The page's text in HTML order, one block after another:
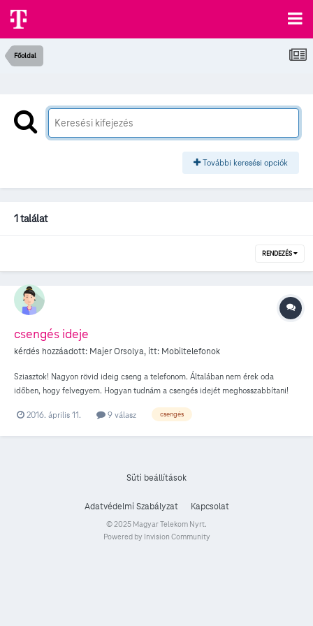
Főoldal
További keresési opciók
1 találat
RENDEZÉS
csengés ideje
kérdés hozzáadott: Majer Orsolya, itt: Mobiltelefonok
Sziasztok! Nagyon rövid ideig cseng a telefonom. Általában nem érek oda
időben, hogy felvegyem. Hogyan tudnám a csengés idejét meghosszabbítani!
2016. április 11.
9 válasz csengés
Süti beállítások
Adatvédelmi Szabályzat Kapcsolat
© 2025 Magyar Telekom Nyrt.
Powered by Invision Community